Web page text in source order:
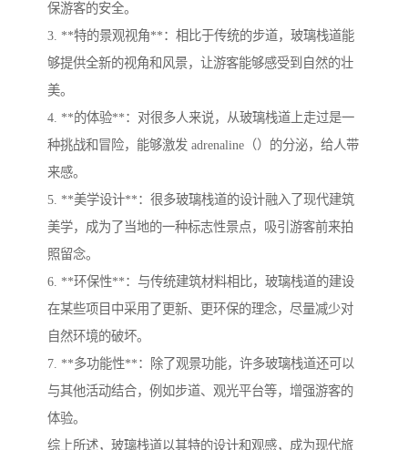
保游客的安全。
3. **特的景观视角**：相比于传统的步道，玻璃栈道能
够提供全新的视角和风景，让游客能够感受到自然的壮
美。
4. **的体验**：对很多人来说，从玻璃栈道上走过是一
种挑战和冒险，能够激发 adrenaline（）的分泌，给人带
来感。
5. **美学设计**：很多玻璃栈道的设计融入了现代建筑
美学，成为了当地的一种标志性景点，吸引游客前来拍
照留念。
6. **环保性**：与传统建筑材料相比，玻璃栈道的建设
在某些项目中采用了更新、更环保的理念，尽量减少对
自然环境的破坏。
7. **多功能性**：除了观景功能，许多玻璃栈道还可以
与其他活动结合，例如步道、观光平台等，增强游客的
体验。
综上所述，玻璃栈道以其特的设计和观感，成为现代旅